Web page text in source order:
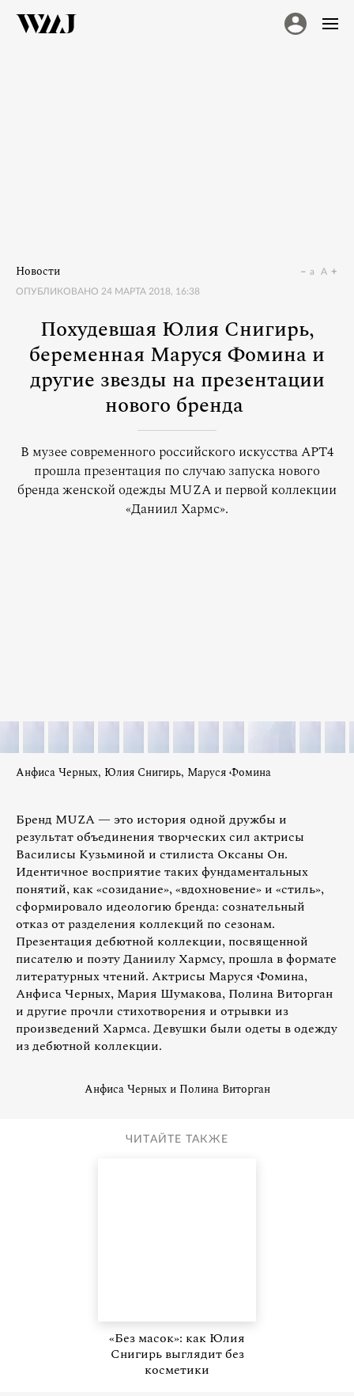
Новости
ОПУБЛИКОВАНО 24 МАРТА 2018, 16:38
a A
Похудевшая Юлия Снигирь,
беременная Маруся Фомина и
другие звезды на презентации
нового бренда
В музее современного российского искусства АРТ4
прошла презентация по случаю запуска нового
бренда женской одежды MUZA и первой коллекции
«Даниил Хармс».
Анфиса Черных, Юлия Снигирь, Маруся Фомина
Бренд MUZA — это история одной дружбы и
результат объединения творческих сил актрисы
Василисы Кузьминой и стилиста Оксаны Он.
Идентичное восприятие таких фундаментальных
понятий, как «созидание», «вдохновение» и «стиль»,
сформировало идеологию бренда: сознательный
отказ от разделения коллекций по сезонам.
Презентация дебютной коллекции, посвященной
писателю и поэту Даниилу Хармсу, прошла в формате
литературных чтений. Актрисы Маруся Фомина,
Анфиса Черных, Мария Шумакова, Полина Виторган
и другие прочли стихотворения и отрывки из
произведений Хармса. Девушки были одеты в одежду
из дебютной коллекции.
Анфиса Черных и Полина Виторган
ЧИТАЙТЕ ТАКЖЕ
«Без масок»: как Юлия
Снигирь выглядит без
косметики